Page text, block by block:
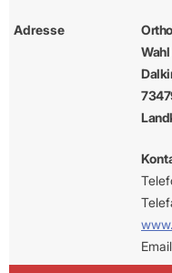
Adresse
Wahl